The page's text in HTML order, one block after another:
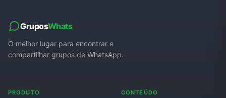
GruposWhats
O melhor lugar para encontrar e
compartilhar grupos de WhatsApp.
PRODUTO CONTEÚDO